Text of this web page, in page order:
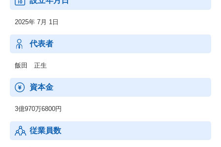
◆kinkan（キンカン）
2. ビッグデータ活用事業
～48,000社、約14,900現場のデータを集約 シェアは4割を獲得し
ており、業界トップシェア～
専門工事会社同士のマッチングサービス
主にリテイル企業を対象に、各社が保有しているデータを分析す
るためのクラウドサービス
◆recemaru（レシマル）
2025年 7月 1日
代表者
飯田 正生
資本金
3億970万6800円
従業員数